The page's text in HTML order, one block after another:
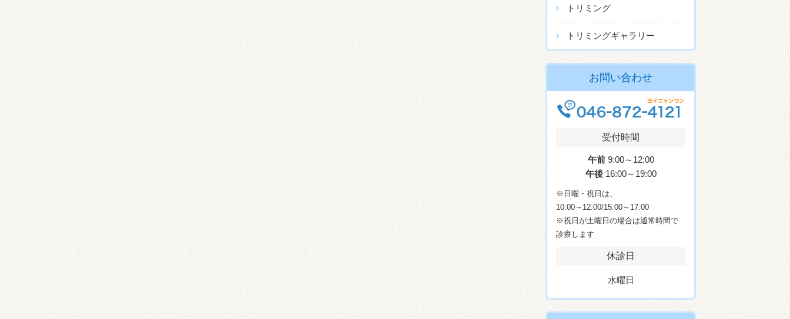
トリミング
トリミングギャラリー
お問い合わせ
受付時間
午前9:00～12:00
午後16:00～19:00
※日曜・祝日は、
10:00～12:00/15:00～17:00
※祝日が土曜日の場合は通常時間で
診療します
休診日
水曜日